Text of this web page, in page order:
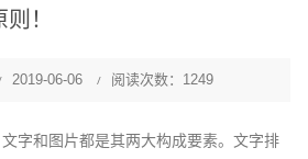
！
2019-06-06 阅读次数：1249
字和图片都是其两大构成要素。文字排